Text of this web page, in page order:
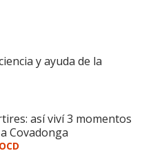
y ayuda de la
así viví 3 momentos
Covadonga